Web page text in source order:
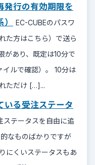
発行の有効期限を
EC-CUBEのパスワ
た方はこちら）で送ら
があり、既定は10分で
イルで確認）。 10分は
ただけ […]...
いる受注ステータ
ステータスを自由に追
なものばかりですが
にくいステータスもあ